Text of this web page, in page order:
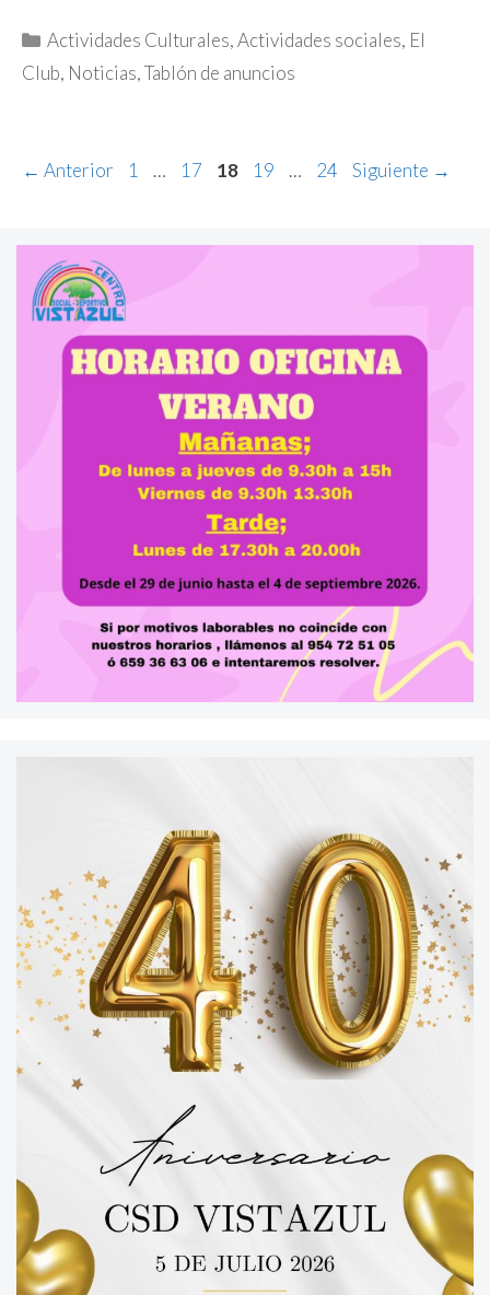
Categorías
Actividades Culturales,Actividades sociales, El
Club, Noticias,Tablón de anuncios
← Anterior Página
1 … Página
17 Página
18 Página
19 … Página
24 Siguiente →